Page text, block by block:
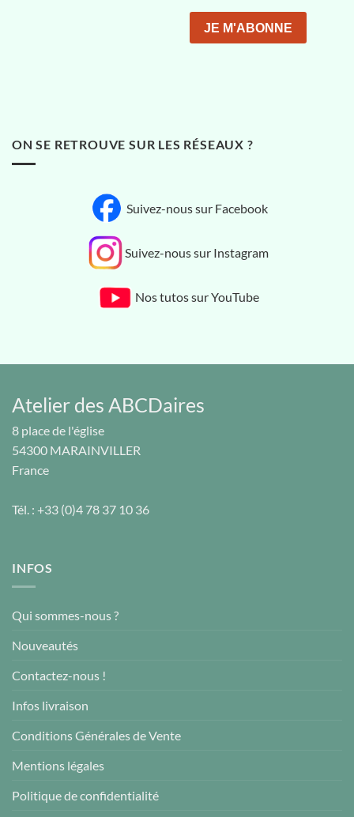
ON SE RETROUVE SUR LES RÉSEAUX ?
Suivez-nous sur Facebook
Suivez-nous sur Instagram
Nos tutos sur YouTube
Atelier des ABCDaires
8 place de l'église
54300 MARAINVILLER
France
Tél. : +33 (0)4 78 37 10 36
INFOS
Qui sommes-nous ?
Nouveautés
Contactez-nous !
Infos livraison
Conditions Générales de Vente
Mentions légales
Politique de confidentialité